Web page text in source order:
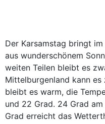
Der Karsamstag bringt im
aus wunderschönem
weiten Teilen bleibt es
Mittelburgenland kann es
bleibt es warm, die
und 22 Grad. 24 Grad
Grad erreicht das